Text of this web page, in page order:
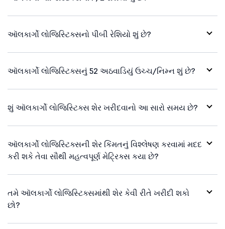
ઑલકાર્ગો લોજિસ્ટિક્સનો પીબી રેશિયો શું છે?
ઑલકાર્ગો લોજિસ્ટિક્સનું 52 અઠવાડિયું ઉચ્ચ/નિમ્ન શું છે?
શું ઑલકાર્ગો લોજિસ્ટિક્સ શેર ખરીદવાનો આ સારો સમય છે?
ઑલકાર્ગો લોજિસ્ટિક્સની શેર કિંમતનું વિશ્લેષણ કરવામાં મદદ
કરી શકે તેવા સૌથી મહત્વપૂર્ણ મેટ્રિક્સ કયા છે?
તમે ઑલકાર્ગો લોજિસ્ટિક્સમાંથી શેર કેવી રીતે ખરીદી શકો
છો?